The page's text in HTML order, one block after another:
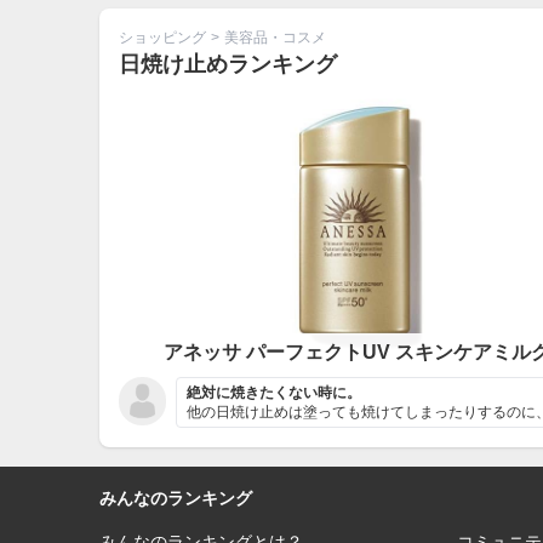
ショッピング > 美容品・コスメ
日焼け止めランキング
アネッサ パーフェクトUV スキンケアミル
絶対に焼きたくない時に。
みんなのランキング